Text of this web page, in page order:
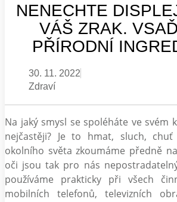
NENECHTE
VÁŠ ZRAK.
PŘÍRODNÍ
30. 11. 2022
Zdraví
Na jaký smysl se spoléháte ve svém
nejčastěji? Je to hmat, sluch,
okolního světa zkoumáme předně
oči jsou tak pro nás
používáme prakticky při všech
mobilních telefonů, televizních